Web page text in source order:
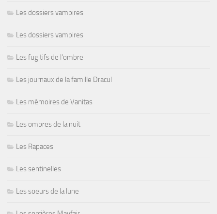
Les dossiers vampires
Les dossiers vampires
Les fugitifs de l'ombre
Les journaux de la famille Dracul
Les mémoires de Vanitas
Les ombres de la nuit
Les Rapaces
Les sentinelles
Les soeurs de la lune